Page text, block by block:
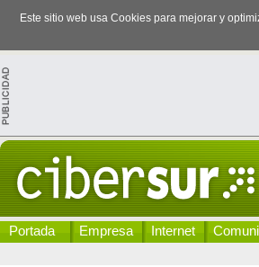
Este sitio web usa Cookies para mejorar y
Portada Empresa Internet